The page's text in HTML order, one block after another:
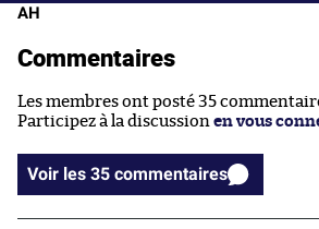
AH
Commentaires
Les membres ont posté 35
Participez à la discussion en vous
Voir les 35 commentaires